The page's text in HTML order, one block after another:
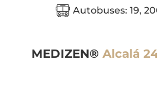
Autobuses: 19,
MEDIZEN®Alcalá